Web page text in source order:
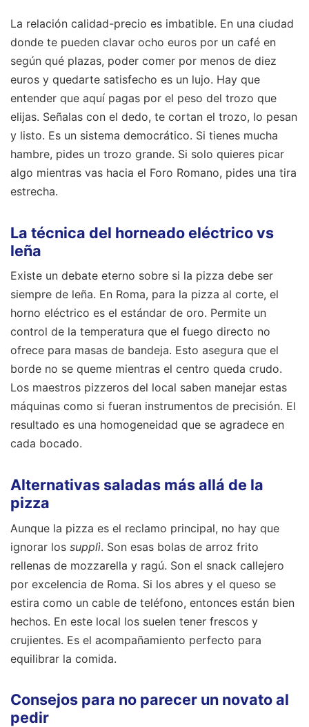
La relación calidad-precio es imbatible. En una ciudad
donde te pueden clavar ocho euros por un café en
según qué plazas, poder comer por menos de diez
euros y quedarte satisfecho es un lujo. Hay que
entender que aquí pagas por el peso del trozo que
elijas. Señalas con el dedo, te cortan el trozo, lo pesan
y listo. Es un sistema democrático. Si tienes mucha
hambre, pides un trozo grande. Si solo quieres picar
algo mientras vas hacia el Foro Romano, pides una tira
estrecha.
La técnica del horneado eléctrico vs
leña
Existe un debate eterno sobre si la pizza debe ser
siempre de leña. En Roma, para la pizza al corte, el
horno eléctrico es el estándar de oro. Permite un
control de la temperatura que el fuego directo no
ofrece para masas de bandeja. Esto asegura que el
borde no se queme mientras el centro queda crudo.
Los maestros pizzeros del local saben manejar estas
máquinas como si fueran instrumentos de precisión. El
resultado es una homogeneidad que se agradece en
cada bocado.
Alternativas saladas más allá de la
pizza
Aunque la pizza es el reclamo principal, no hay que
ignorar los supplì. Son esas bolas de arroz frito
rellenas de mozzarella y ragú. Son el snack callejero
por excelencia de Roma. Si los abres y el queso se
estira como un cable de teléfono, entonces están bien
hechos. En este local los suelen tener frescos y
crujientes. Es el acompañamiento perfecto para
equilibrar la comida.
Consejos para no parecer un novato al
pedir